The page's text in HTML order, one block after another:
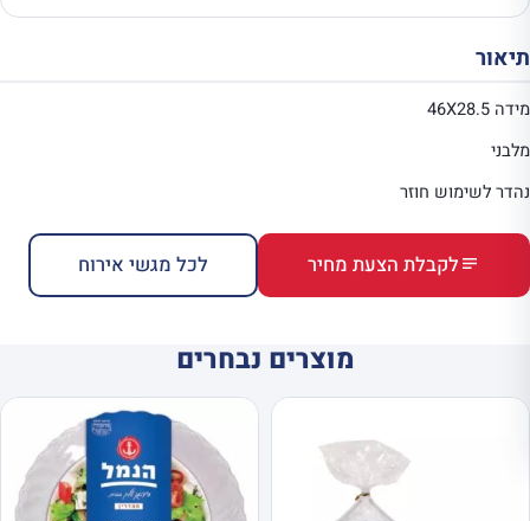
תיאור
מידה 46X28.5
מלבני
נהדר לשימוש חוזר
לקבלת הצעת מחיר לכל מגשי אירוח
מוצרים נבחרים